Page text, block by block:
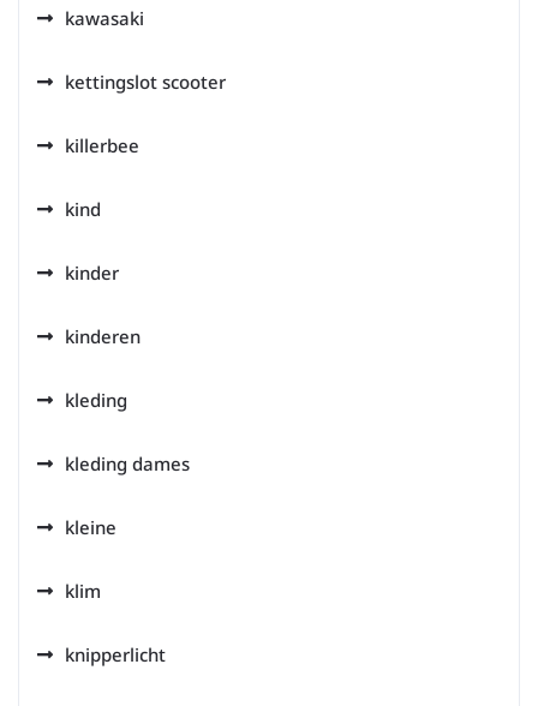
kawasaki
kettingslot scooter
killerbee
kind
kinder
kinderen
kleding
kleding dames
kleine
klim
knipperlicht